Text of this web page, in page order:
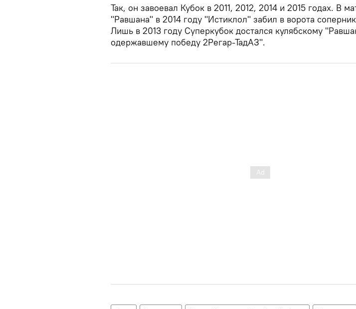
Так, он завоевал Кубок в 2011, 2012, 2014 и 2015 годах. В
"Равшана" в 2014 году "Истиклол" забил в ворота
Лишь в 2013 году Суперкубок достался кулябскому
одержавшему победу 2Регар-ТадАЗ".